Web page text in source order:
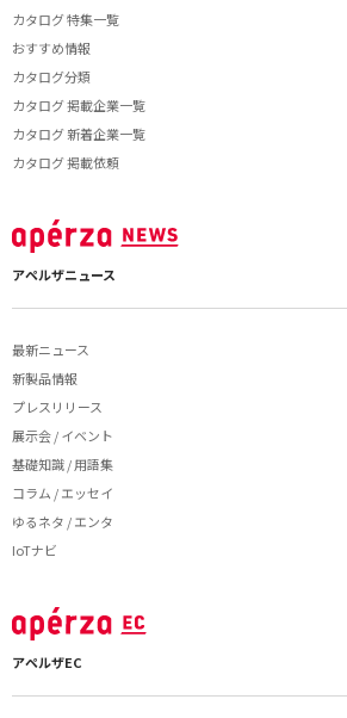
カタログ 特集一覧
おすすめ情報
カタログ分類
カタログ 掲載企業一覧
カタログ 新着企業一覧
カタログ 掲載依頼
アペルザニュース
最新ニュース
新製品情報
プレスリリース
展示会 / イベント
基礎知識 / 用語集
コラム / エッセイ
ゆるネタ / エンタ
IoTナビ
アペルザEC